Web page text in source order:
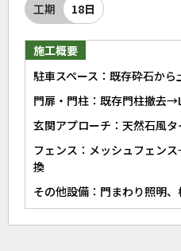
工期 18日
施工概要
駐車スペース：既存砕石か
門扉・門柱：既存門柱撤去
玄関アプローチ：天然石風
フェンス：メッシュフェン
換
その他設備：門まわり照明、